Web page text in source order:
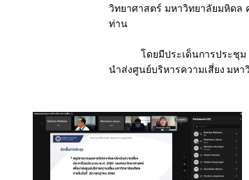
วิทยาศาสตร์ มหาวิทยาลัยมหิดล
ท่าน
โดยมีประเด็นการประชุม เพื่
นำส่งศูนย์บริหารความเสี่ยง มห